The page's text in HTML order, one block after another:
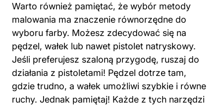
Warto również pamiętać, że wybór metody
malowania ma znaczenie równorzędne do
wyboru farby. Możesz zdecydować się na
pędzel, wałek lub nawet pistolet natryskowy.
Jeśli preferujesz szaloną przygodę, ruszaj do
działania z pistoletami! Pędzel dotrze tam,
gdzie trudno, a wałek umożliwi szybkie i równe
ruchy. Jednak pamiętaj! Każde z tych narzędzi